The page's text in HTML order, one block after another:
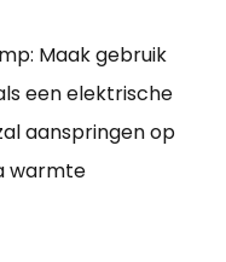
Maak gebruik
een elektrische
aanspringen op
warmte